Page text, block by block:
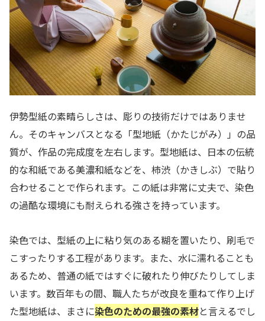
伊勢型紙の素晴らしさは、彫りの技術だけではありませ
ん。そのキャンバスとなる「型地紙（かたじがみ）」の品
質が、作品の完成度を左右します。型地紙は、日本の伝統
的な和紙である美濃和紙などを、柿渋（かきしぶ）で貼り
合わせることで作られます。この紙は非常に丈夫で、染色
の過酷な環境にも耐えられる強さを持っています。
染色では、型紙の上に粘り気のある糊を置いたり、刷毛で
こすったりする工程があります。また、水に濡れることも
あるため、普通の紙ではすぐに破れたり伸びたりしてしま
います。数百年もの間、職人たちが改良を重ねて作り上げ
た型地紙は、まさに染色のための最強の素材と言えるでし